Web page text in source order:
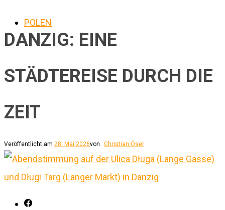
POLEN
DANZIG: EINE
STÄDTEREISE DURCH DIE
ZEIT
Veröffentlicht am 28. Mai 2026von Christian Öser